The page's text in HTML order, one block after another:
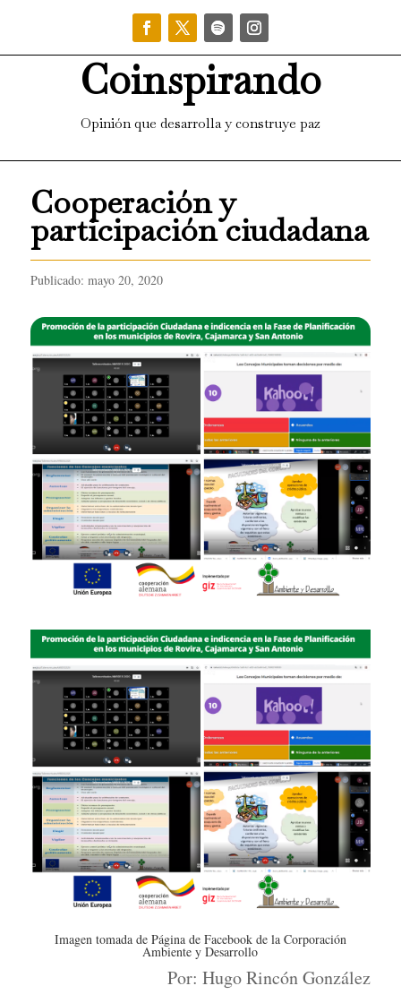
Coinspirando
Opinión que desarrolla y construye paz
Cooperación y
participación ciudadana
Publicado: mayo 20, 2020
Imagen tomada de Página de Facebook de la Corporación
Ambiente y Desarrollo
Por: Hugo Rincón González